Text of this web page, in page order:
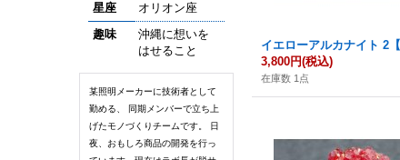
星座
オリオン座
趣味
沖縄に想いを
はせること
某照明メーカーに技術者として
勤める、 同期メンバーで立ち上
げたモノづくりチームです。 日
夜、おもしろ商品の開発を行っ
イエローアルカナイト 2【
3,800円(税込)
在庫数 1点